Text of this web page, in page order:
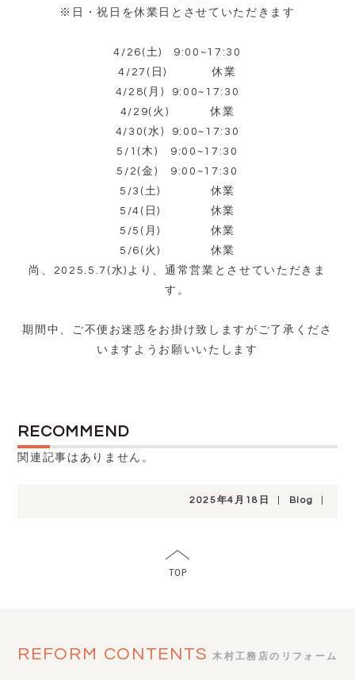
※日・祝日を休業日とさせていただきます
4/26(土) 9:00~17:30
4/27(日) 休業
4/28(月) 9:00~17:30
4/29(火) 休業
4/30(水) 9:00~17:30
5/1(木) 9:00~17:30
5/2(金) 9:00~17:30
5/3(土) 休業
5/4(日) 休業
5/5(月) 休業
5/6(火) 休業
尚、2025.5.7(水)より、通常営業とさせていただきま
す。
期間中、ご不便お迷惑をお掛け致しますがご了承くださ
いますようお願いいたします
RECOMMEND
関連記事はありません。
2025年4月18日 Blog
REFORM CONTENTS 木村工務店のリフォーム